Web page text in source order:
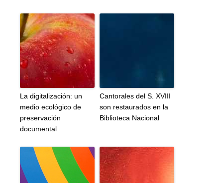
La digitalización: un
medio ecológico de
preservación
documental
Cantorales del S. XVIII
son restaurados en la
Biblioteca Nacional